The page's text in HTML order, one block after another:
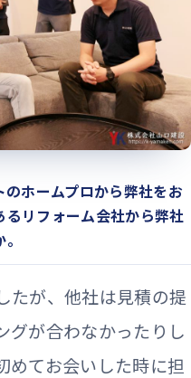
ホームプロから弊社をお
リフォーム会社から弊社
たが、他社は見積の提
グが合わなかったりし
めてお会いした時に担